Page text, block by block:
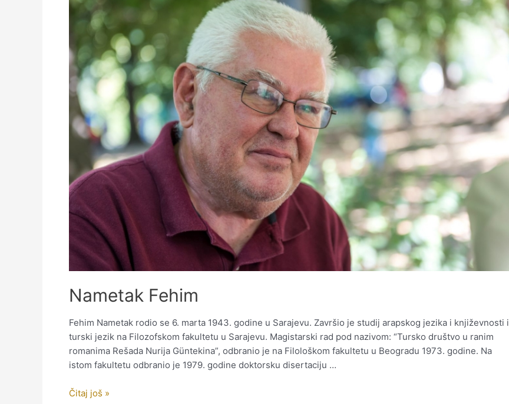
Nametak Fehim
Fehim Nametak rodio se 6. marta 1943. godine u Sarajevu. Završio je studij arapskog jezika i književnosti i
turski jezik na Filozofskom fakultetu u Sarajevu. Magistarski rad pod nazivom: “Tursko društvo u ranim
romanima Rešada Nurija Güntekina”, odbranio je na Filološkom fakultetu u Beogradu 1973. godine. Na
istom fakultetu odbranio je 1979. godine doktorsku disertaciju …
Nametak
Čitaj još »